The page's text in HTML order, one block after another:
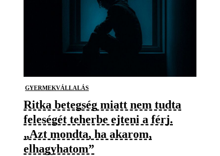
GYERMEKVÁLLALÁS
Ritka betegség miatt nem tudta
feleségét teherbe ejteni a férj.
„Azt mondta, ha akarom,
elhagyhatom”